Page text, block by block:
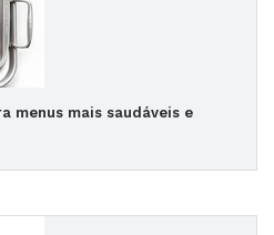
menus mais saudáveis e